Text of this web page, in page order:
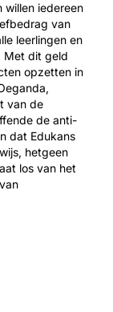
willen iedereen
van
leerlingen en
Met dit geld
opzetten in
van de
de anti-
dat Edukans
hetgeen
los van het